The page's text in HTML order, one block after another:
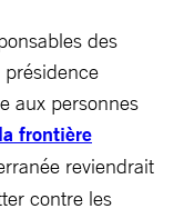
des
présidence
aux personnes
la frontière
reviendrait
contre les